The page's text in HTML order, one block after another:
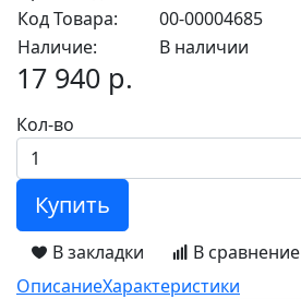
Код Товара:
00-00004685
Наличие:
В наличии
17 940 р.
Кол-во
Купить
В закладки
В сравнение
ОписаниеХарактеристики